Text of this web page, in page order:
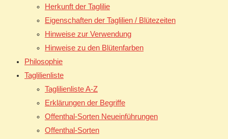
Herkunft der Taglilie
Eigenschaften der Taglilien / Blütezeiten
Hinweise zur Verwendung
Hinweise zu den Blütenfarben
Philosophie
Taglilienliste
Taglilienliste A-Z
Erklärungen der Begriffe
Offenthal-Sorten Neueinführungen
Offenthal-Sorten